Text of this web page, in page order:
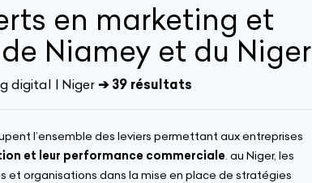
en marketing et
Niamey et du Niger
digital | Niger ➔ 39 résultats
l’ensemble des leviers permettant aux entreprises
et leur performance commerciale. au Niger, les
organisations dans la mise en place de stratégies